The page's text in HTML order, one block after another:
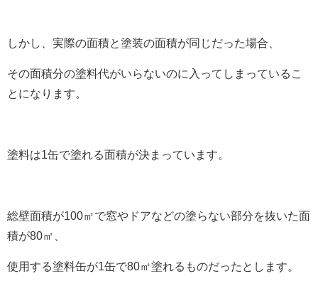
しかし、実際の面積と塗装の面積が同じだった場合、
その面積分の塗料代がいらないのに入ってしまっているこ
とになります。
塗料は1缶で塗れる面積が決まっています。
総壁面積が100㎡で窓やドアなどの塗らない部分を抜いた面
積が80㎡、
使用する塗料缶が1缶で80㎡塗れるものだったとします。